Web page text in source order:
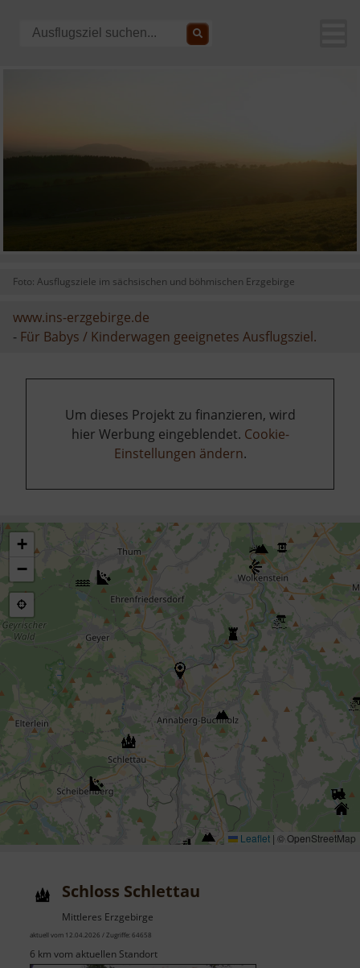
Foto: Ausflugsziele im sächsischen und böhmischen Erzgebirge
www.ins-erzgebirge.de
- Für Babys / Kinderwagen geeignetes Ausflugsziel.
Um dieses Projekt zu finanzieren, wird
hier Werbung eingeblendet. Cookie-
Einstellungen ändern.
+
−
Leaflet | © OpenStreetMap
Schloss Schlettau
Mittleres Erzgebirge
aktuell vom 12.04.2026 / Zugriffe: 64658
6 km vom aktuellen Standort